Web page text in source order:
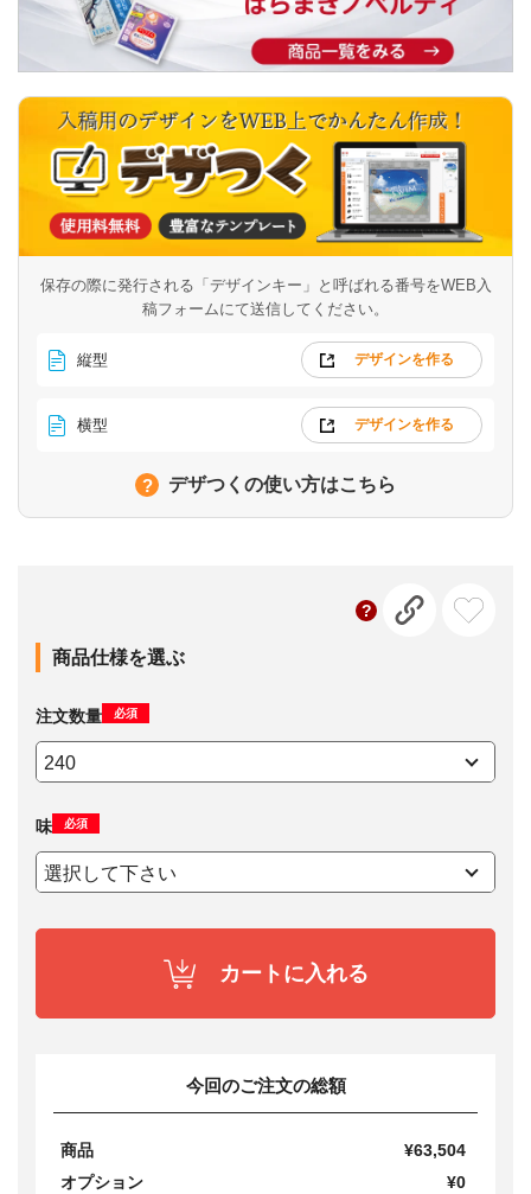
保存の際に発行される「デザインキー」と呼ばれる番号をWEB入
稿フォームにて送信してください。
縦型 デザインを作る
横型 デザインを作る
デザつくの使い方はこちら
商品仕様を選ぶ
注文数量 必須
味 必須
カートに入れる
今回のご注文の総額
商品
¥63,504
オプション
¥0